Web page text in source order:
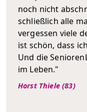
noch nicht
schließlich alle
vergessen viele
ist schön, dass
Und die
im Leben."
Horst Thiele (83)